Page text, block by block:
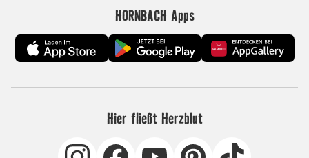
HORNBACH Apps
Hier fließt Herzblut